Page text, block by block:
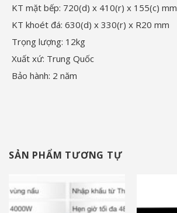
KT mặt bếp: 720(d) x 410(r) x 155(c) mm
KT khoét đá: 630(d) x 330(r) x R20 mm
Trọng lượng: 12kg
Xuất xứ: Trung Quốc
Bảo hành: 2 năm
SẢN PHẨM TƯƠNG TỰ